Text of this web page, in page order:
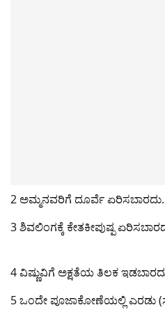
2 ಅಮ್ಮನವರಿಗೆ ದೂರ್ವೆ ಏರಿಸಬಾರದು.
3 ಶಿವಲಿಂಗಕ್ಕೆ ಕೇತಕೀಪುಷ್ಪ
4 ವಿಷ್ಣುವಿಗೆ ಅಕ್ಷತೆಯ ತಿಲಕ
5 ಒಂದೇ ಪೂಜಾಕೋಣೆಯಲ್ಲಿ ಎರಡು